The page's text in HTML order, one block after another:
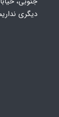
دیگری